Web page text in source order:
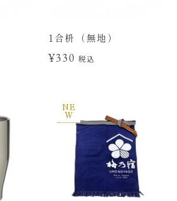
1合枡（無地）
¥330税込
NE
W